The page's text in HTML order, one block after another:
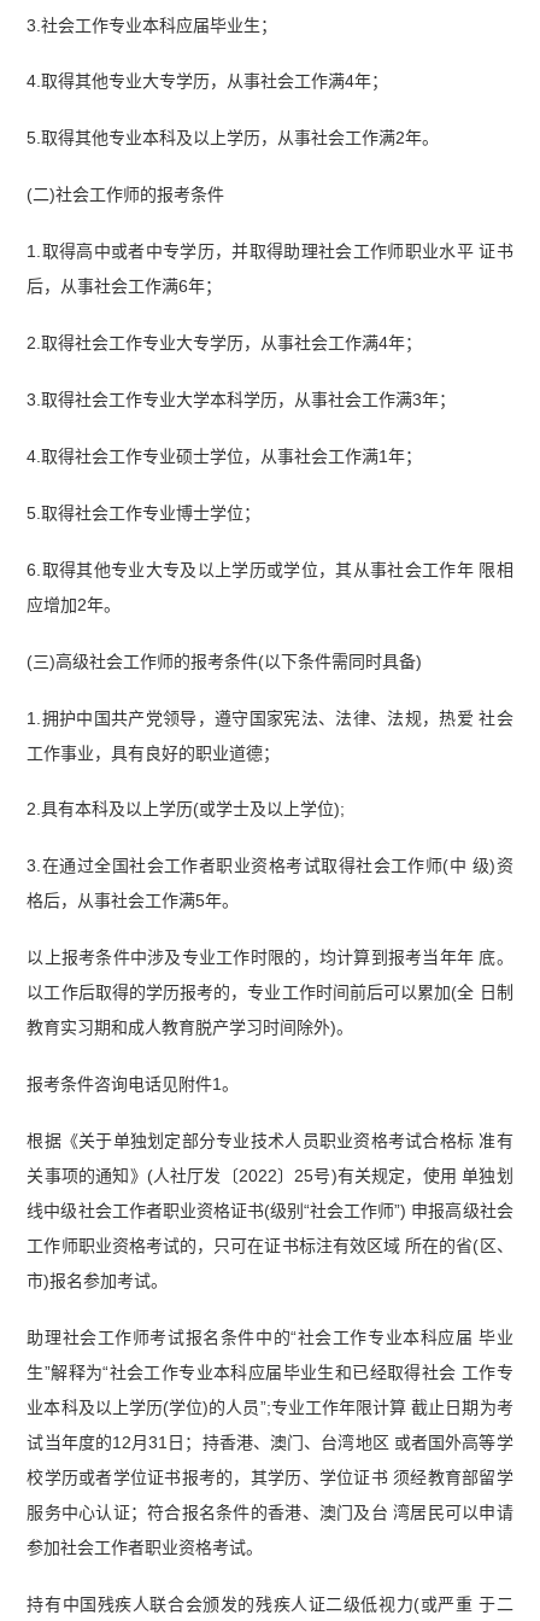
3.社会工作专业本科应届毕业生；
4.取得其他专业大专学历，从事社会工作满4年；
5.取得其他专业本科及以上学历，从事社会工作满2年。
(二)社会工作师的报考条件
1.取得高中或者中专学历，并取得助理社会工作师职业水平 证书
后，从事社会工作满6年；
2.取得社会工作专业大专学历，从事社会工作满4年；
3.取得社会工作专业大学本科学历，从事社会工作满3年；
4.取得社会工作专业硕士学位，从事社会工作满1年；
5.取得社会工作专业博士学位；
6.取得其他专业大专及以上学历或学位，其从事社会工作年 限相
应增加2年。
(三)高级社会工作师的报考条件(以下条件需同时具备)
1.拥护中国共产党领导，遵守国家宪法、法律、法规，热爱 社会
工作事业，具有良好的职业道德；
2.具有本科及以上学历(或学士及以上学位);
3.在通过全国社会工作者职业资格考试取得社会工作师(中 级)资
格后，从事社会工作满5年。
以上报考条件中涉及专业工作时限的，均计算到报考当年年 底。
以工作后取得的学历报考的，专业工作时间前后可以累加(全 日制
教育实习期和成人教育脱产学习时间除外)。
报考条件咨询电话见附件1。
根据《关于单独划定部分专业技术人员职业资格考试合格标 准有
关事项的通知》(人社厅发〔2022〕25号)有关规定，使用 单独划
线中级社会工作者职业资格证书(级别“社会工作师”) 申报高级社会
工作师职业资格考试的，只可在证书标注有效区域 所在的省(区、
市)报名参加考试。
助理社会工作师考试报名条件中的“社会工作专业本科应届 毕业
生”解释为“社会工作专业本科应届毕业生和已经取得社会 工作专
业本科及以上学历(学位)的人员”;专业工作年限计算 截止日期为考
试当年度的12月31日；持香港、澳门、台湾地区 或者国外高等学
校学历或者学位证书报考的，其学历、学位证书 须经教育部留学
服务中心认证；符合报名条件的香港、澳门及台 湾居民可以申请
参加社会工作者职业资格考试。
持有中国残疾人联合会颁发的残疾人证二级低视力(或严重 于二